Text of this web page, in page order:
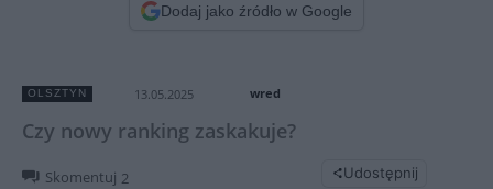
Dodaj jako źródło w Google
OLSZTYN 13.05.2025 wred
Czy nowy ranking zaskakuje?
Skomentuj 2 Udostępnij